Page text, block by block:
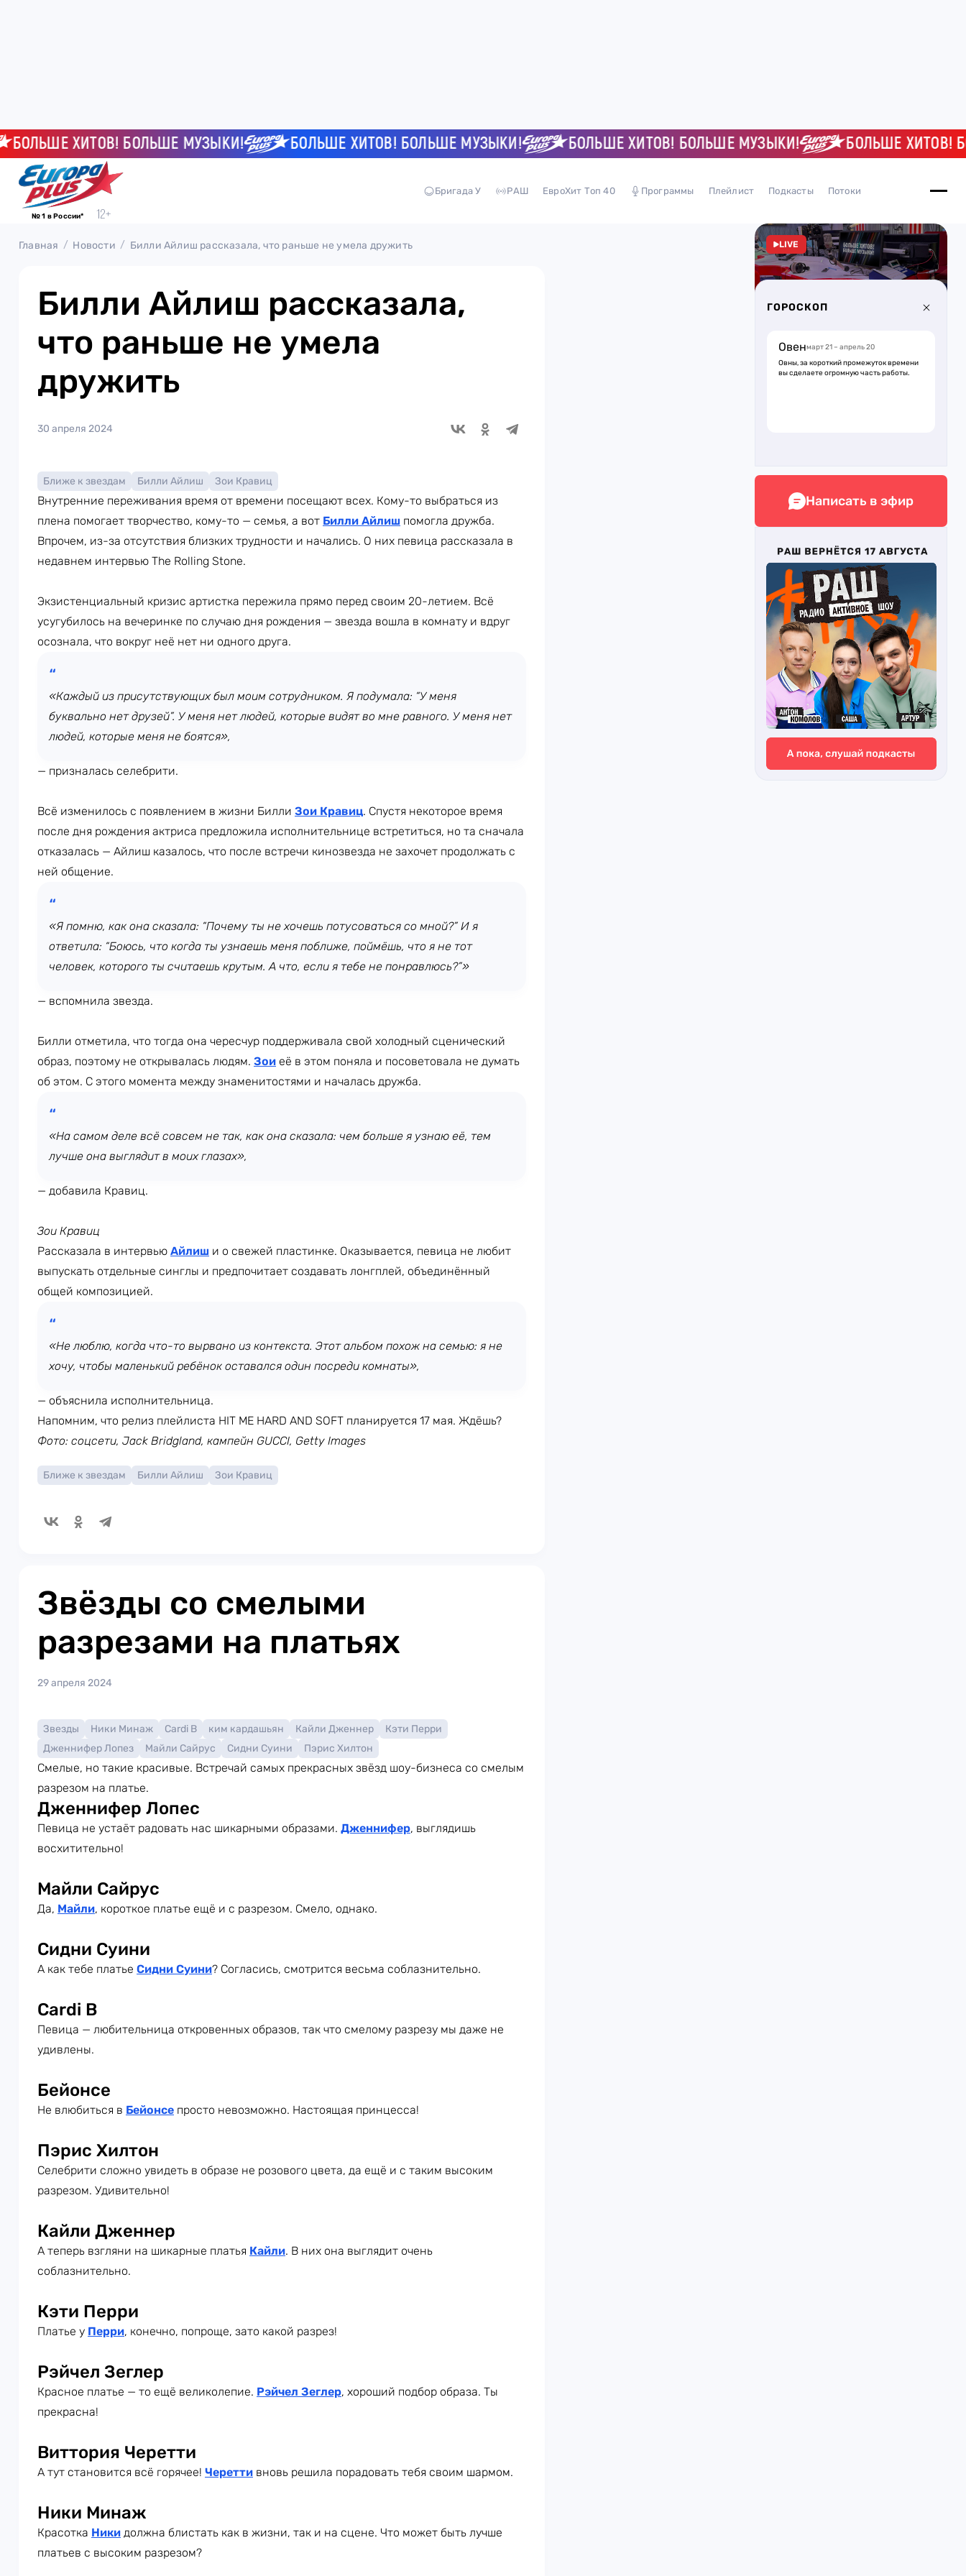
ХИТОВ! БОЛЬШЕ МУЗЫКИ! БОЛЬШЕ ХИТОВ! БОЛЬШЕ МУЗЫКИ! БОЛЬШЕ ХИТОВ! БОЛЬШЕ МУЗЫКИ! БОЛЬШЕ ХИТОВ!
№ 1 в России*
Бригада У РАШ ЕвроХит Топ 40 Программы Плейлист Подкасты Потоки
Главная Новости Билли Айлиш рассказала, что раньше не умела дружить
Билли Айлиш рассказала,
что раньше не умела
дружить
30 апреля 2024
Ближе к звездам Билли Айлиш Зои Кравиц
Внутренние переживания время от времени посещают всех. Кому-то выбраться из
плена помогает творчество, кому-то — семья, а вот Билли Айлиш помогла дружба.
Впрочем, из-за отсутствия близких трудности и начались. О них певица рассказала в
недавнем интервью The Rolling Stone.
Экзистенциальный кризис артистка пережила прямо перед своим 20-летием. Всё
усугубилось на вечеринке по случаю дня рождения — звезда вошла в комнату и вдруг
осознала, что вокруг неё нет ни одного друга.
«Каждый из присутствующих был моим сотрудником. Я подумала: “У меня
буквально нет друзей”. У меня нет людей, которые видят во мне равного. У меня нет
людей, которые меня не боятся»,
— призналась селебрити.
Всё изменилось с появлением в жизни Билли Зои Кравиц. Спустя некоторое время
после дня рождения актриса предложила исполнительнице встретиться, но та сначала
отказалась — Айлиш казалось, что после встречи кинозвезда не захочет продолжать с
ней общение.
«Я помню, как она сказала: “Почему ты не хочешь потусоваться со мной?” И я
ответила: “Боюсь, что когда ты узнаешь меня поближе, поймёшь, что я не тот
человек, которого ты считаешь крутым. А что, если я тебе не понравлюсь?”»
— вспомнила звезда.
Билли отметила, что тогда она чересчур поддерживала свой холодный сценический
образ, поэтому не открывалась людям. Зои её в этом поняла и посоветовала не думать
об этом. С этого момента между знаменитостями и началась дружба.
«На самом деле всё совсем не так, как она сказала: чем больше я узнаю её, тем
лучше она выглядит в моих глазах»,
— добавила Кравиц.
Зои Кравиц
Рассказала в интервью Айлиш и о свежей пластинке. Оказывается, певица не любит
выпускать отдельные синглы и предпочитает создавать лонгплей, объединённый
общей композицией.
«Не люблю, когда что-то вырвано из контекста. Этот альбом похож на семью: я не
хочу, чтобы маленький ребёнок оставался один посреди комнаты»,
— объяснила исполнительница.
Напомним, что релиз плейлиста HIT ME HARD AND SOFT планируется 17 мая. Ждёшь?
Фото: соцсети, Jack Bridgland, кампейн GUCCI, Getty Images
Ближе к звездам Билли Айлиш Зои Кравиц
Звёзды со смелыми
разрезами на платьях
29 апреля 2024
Звезды Ники Минаж Cardi B ким кардашьян Кайли Дженнер
Кэти Перри
Дженнифер Лопез
Майли Сайрус Сидни Суини Пэрис Хилтон
Смелые, но такие красивые. Встречай самых прекрасных звёзд шоу-бизнеса со смелым
разрезом на платье.
Дженнифер Лопес
Певица не устаёт радовать нас шикарными образами. Дженнифер, выглядишь
восхитительно!
Майли Сайрус
Да, Майли, короткое платье ещё и с разрезом. Смело, однако.
Сидни Суини
А как тебе платье Сидни Суини? Согласись, смотрится весьма соблазнительно.
Cardi B
Певица — любительница откровенных образов, так что смелому разрезу мы даже не
удивлены.
Бейонсе
Не влюбиться в Бейонсе просто невозможно. Настоящая принцесса!
Пэрис Хилтон
Селебрити сложно увидеть в образе не розового цвета, да ещё и с таким высоким
разрезом. Удивительно!
Кайли Дженнер
А теперь взгляни на шикарные платья Кайли. В них она выглядит очень
соблазнительно.
Кэти Перри
Платье у Перри, конечно, попроще, зато какой разрез!
Рэйчел Зеглер
Красное платье — то ещё великолепие. Рэйчел Зеглер, хороший подбор образа. Ты
прекрасна!
Виттория Черетти
А тут становится всё горячее! Черетти вновь решила порадовать тебя своим шармом.
Ники Минаж
Красотка Ники должна блистать как в жизни, так и на сцене. Что может быть лучше
платьев с высоким разрезом?
LIVE
ГОРОСКОП
Овенмарт 21 – апрель 20
Овны, за короткий промежуток времени
вы сделаете огромную часть работы.
Написать в эфир